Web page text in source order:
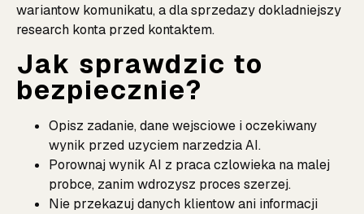
wariantow komunikatu, a dla sprzedazy dokladniejszy
research konta przed kontaktem.
Jak sprawdzic to
bezpiecznie?
Opisz zadanie, dane wejsciowe i oczekiwany
wynik przed uzyciem narzedzia AI.
Porownaj wynik AI z praca czlowieka na malej
probce, zanim wdrozysz proces szerzej.
Nie przekazuj danych klientow ani informacji